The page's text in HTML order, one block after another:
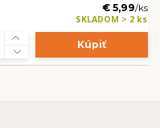
€ 5,99/ks
SKLADOM > 2 ks
Kúpiť